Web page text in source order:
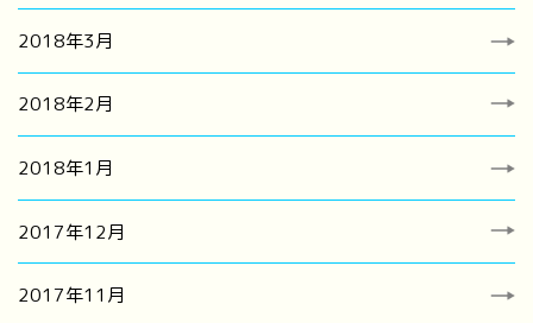
2018年3月
2018年2月
2018年1月
2017年12月
2017年11月